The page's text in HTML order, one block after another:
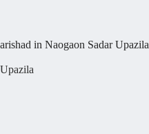
in Naogaon Sadar Upazila